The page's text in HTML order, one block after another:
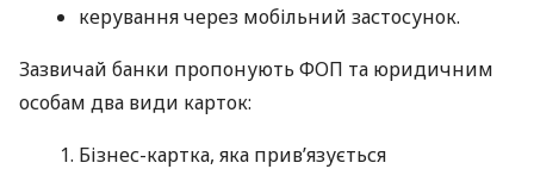
керування через мобільний застосунок.
Зазвичай банки пропонують ФОП та юридичним
особам два види карток:
Бізнес-картка, яка прив’язується